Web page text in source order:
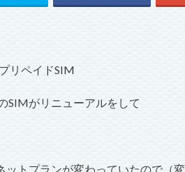
リペイドSIM
SIMがリニューアルをして
ットプランが変わっていたので（